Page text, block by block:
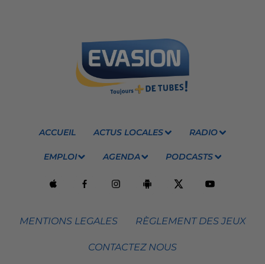
ACCUEIL ACTUS LOCALES RADIO
EMPLOI AGENDA PODCASTS
MENTIONS LEGALES RÈGLEMENT DES JEUX
CONTACTEZ NOUS